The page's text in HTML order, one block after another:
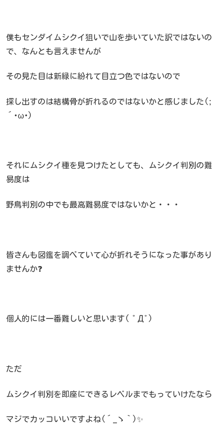
僕もセンダイムシクイ狙いで山を歩いていた訳ではないの
で、なんとも言えませんが
その見た目は新緑に紛れて目立つ色ではないので
探し出すのは結構骨が折れるのではないかと感じました(;
´･ω･)
それにムシクイ種を見つけたとしても、ムシクイ判別の難
易度は
野鳥判別の中でも最高難易度ではないかと・・・
皆さんも図鑑を調べていて心が折れそうになった事があり
ませんか❓
個人的には一番難しいと思います( ﾟДﾟ)
ただ
ムシクイ判別を即座にできるレベルまでもっていけたなら
マジでカッコいいですよね(´_ゝ｀)✨